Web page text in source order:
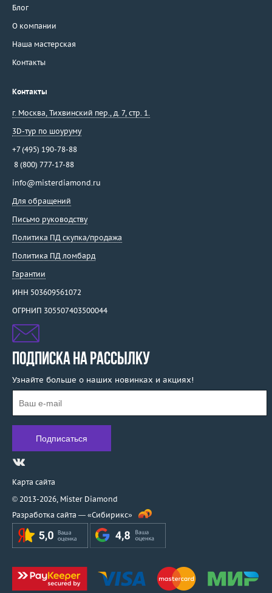
Блог
О компании
Наша мастерская
Контакты
Контакты
г. Москва, Тихвинский пер., д. 7, стр. 1.
3D-тур по шоуруму
+7 (495) 190-78-88
8 (800) 777-17-88
info@misterdiamond.ru
Для обращений
Письмо руководству
Политика ПД скупка/продажа
Политика ПД ломбард
Гарантии
ИНН 503609561072
ОГРНИП 305507403500044
ПОДПИСКА НА РАССЫЛКУ
Узнайте больше о наших новинках и акциях!
Карта сайта
© 2013-2026, Mister Diamond
Разработка сайта — «Сибирикс»